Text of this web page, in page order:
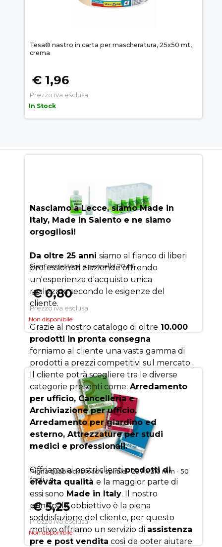
Tesa© nastro in carta per mascheratura, 25x50 mt,
crema
€ 1,96
Prezzo iva esclusa
In Stock
Siam correttore a pennello 20 ml
€ 0,80
Prezzo iva esclusa
Non disponibile
Pigna quablock blocchi spirale - 297 x 210 mm - 50
fogli - q
€ 5,25
Prezzo iva esclusa
Non disponibile
SUCCESSO
Nasciamo a Lecce, siamo Made in
Italy, Made in Salento e ne siamo
orgogliosi!
Da oltre 25 anni siamo al fianco di liberi
professionisti e aziende offrendo
un'esperienza d'acquisto unica
realizzata secondo le esigenze del
cliente.
Grazie al nostro catalogo di oltre 10.000
prodotti in pronta consegna
forniamo al cliente una vasta gamma di
prodotti a prezzi competitivi sul mercato.
Il cliente potrà scegliere tra le diverse
categorie presenti come: Arredamento
per ufficio, Cancelleria e
Archiviazione per ufficio,
Arredamento per giardino ed
esterno, Attrezzature per studi
medici e professionali.
Offriamo ai nostri clientiprodotti di
elevata qualità e la maggior parte di
essi sono Made in Italy. Il nostro
principale obbiettivo è la piena
soddisfazione del cliente, per questo
motivo offriamo un servizio di assistenza
pre e post vendita così da poter aiutare